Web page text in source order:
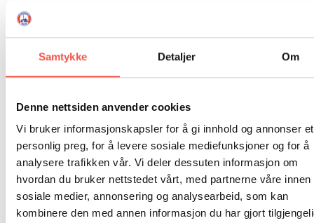
Samtykke Detaljer Om
Denne nettsiden anvender cookies
Vi bruker informasjonskapsler for å gi innhold og annonser et
personlig preg, for å levere sosiale mediefunksjoner og for å
analysere trafikken vår. Vi deler dessuten informasjon om
hvordan du bruker nettstedet vårt, med partnerne våre innen
sosiale medier, annonsering og analysearbeid, som kan
kombinere den med annen informasjon du har gjort
SAMARBEIDSMUSEUM
FARGELEGG
DONASJON
førehandsbestille boka og vi pakkar og
sender bøker fortløpande frå den 28.
august. NB: Det er eit begrensa antall
bøker som vert lagde ut for
førehandstinging. Kr. 398,- + porto.